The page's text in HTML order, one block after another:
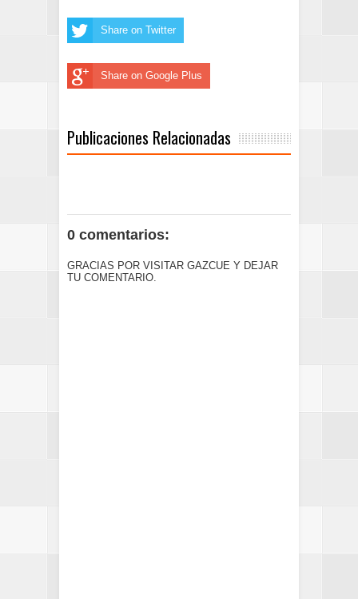
Share on Twitter
Share on Google Plus
Publicaciones Relacionadas
0 comentarios:
GRACIAS POR VISITAR GAZCUE Y DEJAR
TU COMENTARIO.